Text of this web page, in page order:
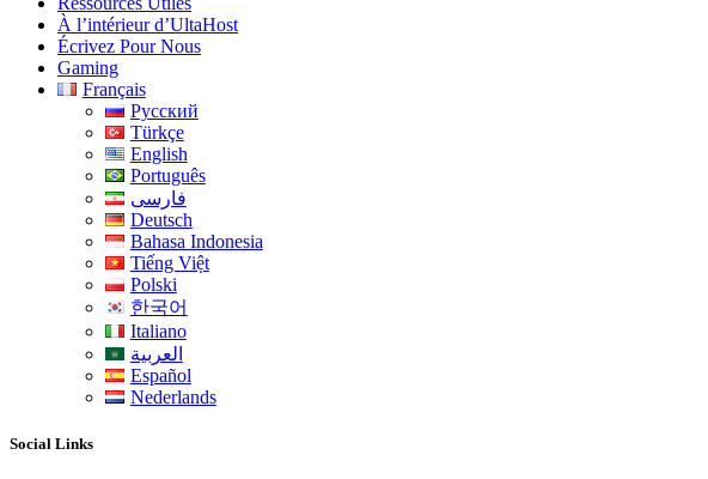
À l’intérieur d’UltaHost
Écrivez Pour Nous
Gaming
Français
Русский
Türkçe
English
Português
فارسی
Deutsch
Bahasa Indonesia
Tiếng Việt
Polski
한국어
Italiano
العربية
Español
Nederlands
Social Links